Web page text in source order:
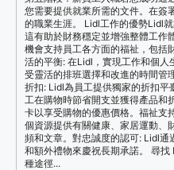
您需要提供就業所需的文件。在簽
的職業生涯。 Lidl工作的優勢Lidl
這有助於財務穩定並增強整體工作
機會支持員工各方面的福祉，包括
活的平衡: 在Lidl，實現工作和個
受靈活的排班選擇和改進的時間管
折扣: Lidl為員工提供獨家的折扣平
工在購物時節省開支並獲得產品和
卡以享受購物的優惠價格。福祉支
個資源提供有關健康、家居運動、
頻和文章。對忠誠度的認可: Lidl
和額外禮物來慶祝長期承諾。 尋
種途徑...